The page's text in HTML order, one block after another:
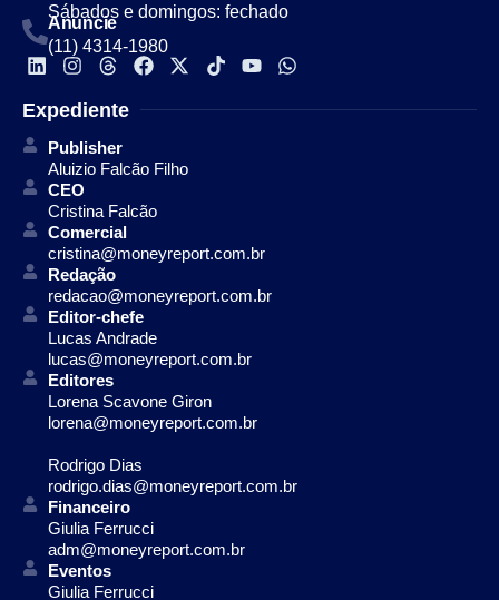
Sábados e domingos: fechado
Anuncie
(11) 4314-1980
Expediente
Publisher
Aluizio Falcão Filho
CEO
Cristina Falcão
Comercial
cristina@moneyreport.com.br
Redação
redacao@moneyreport.com.br
Editor-chefe
Lucas Andrade
lucas@moneyreport.com.br
Editores
Lorena Scavone Giron
lorena@moneyreport.com.br
Rodrigo Dias
rodrigo.dias@moneyreport.com.br
Financeiro
Giulia Ferrucci
adm@moneyreport.com.br
Eventos
Giulia Ferrucci